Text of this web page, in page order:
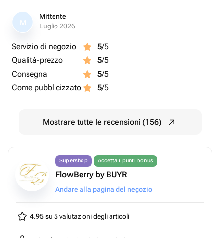
M
Mittente
Luglio 2026
Servizio di negozio 5/5
Qualità-prezzo
5/5
Consegna
5/5
Come pubblicizzato
5/5
Mostrare tutte le recensioni (156)
Supershop Accetta i punti bonus
FlowBerry by BUYR
Andare alla pagina del negozio
4.95 su 5valutazioni degli articoli